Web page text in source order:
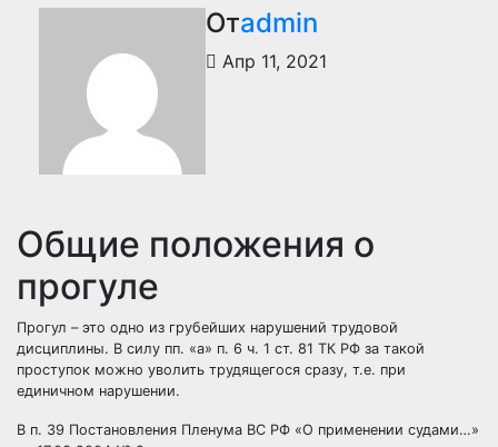
Отadmin
Апр 11, 2021
Общие положения о
прогуле
Прогул – это одно из грубейших нарушений трудовой
дисциплины. В силу пп. «а» п. 6 ч. 1 ст. 81 ТК РФ за такой
проступок можно уволить трудящегося сразу, т.е. при
единичном нарушении.
В п. 39 Постановления Пленума ВС РФ «О применении судами…»